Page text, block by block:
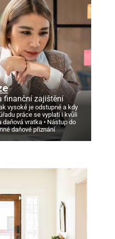
finanční zajištění
vysoké je odstupné a kdy
práce se vyplatí i kvůli
daňová vratka
Nástup do
daňové přiznání